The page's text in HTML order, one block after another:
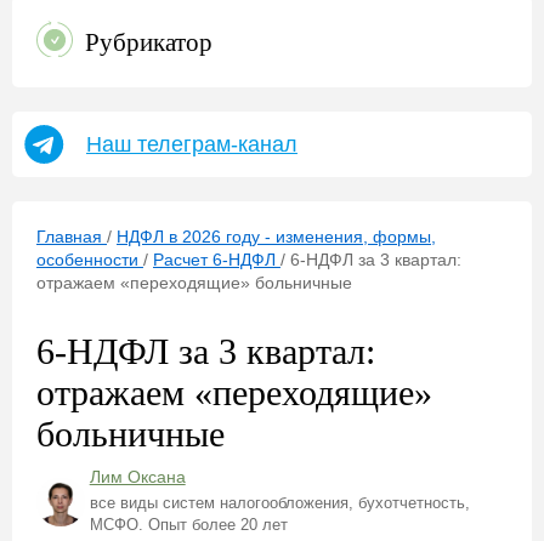
Рубрикатор
Наш телеграм-канал
Главная / НДФЛ в 2026 году - изменения, формы,
особенности / Расчет 6-НДФЛ / 6-НДФЛ за 3 квартал:
отражаем «переходящие» больничные
6-НДФЛ за 3 квартал:
отражаем «переходящие»
больничные
Лим Оксана
все виды систем налогообложения, бухотчетность,
МСФО. Опыт более 20 лет